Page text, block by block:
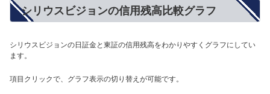
シリウスビジョンの信用残高比較グラフ
シリウスビジョンの日証金と東証の信用残高をわかりやすくグラフにしてい
ます。
項目クリックで、グラフ表示の切り替えが可能です。